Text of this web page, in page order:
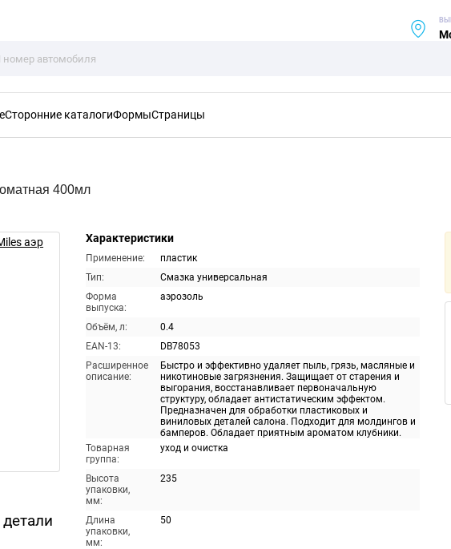
Сторонние каталогиФормыСтраницы
400мл
Характеристики
Применение:
пластик
Тип:
Смазка универсальная
Форма
выпуска:
аэрозоль
Объём, л:
0.4
EAN-13:
DB78053
Расширенное
описание:
Быстро и эффективно удаляет пыль, грязь, масляные и
никотиновые загрязнения. Защищает от старения и
выгорания, восстанавливает первоначальную
структуру, обладает антистатическим эффектом.
Предназначен для обработки пластиковых и
виниловых деталей салона. Подходит для молдингов и
бамперов. Обладает приятным ароматом клубники.
Товарная
группа:
уход и очистка
Высота
упаковки,
мм:
235
Длина
упаковки,
мм:
50